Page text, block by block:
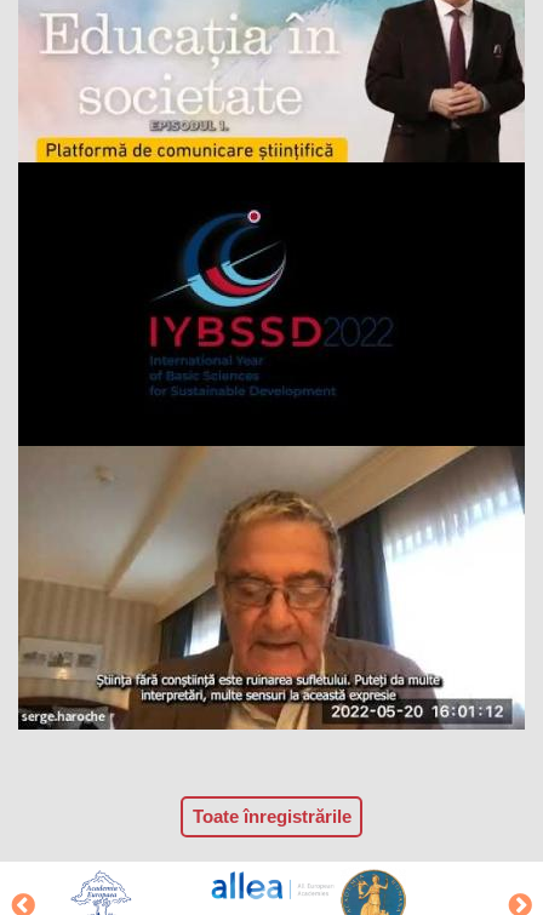
Toate înregistrările